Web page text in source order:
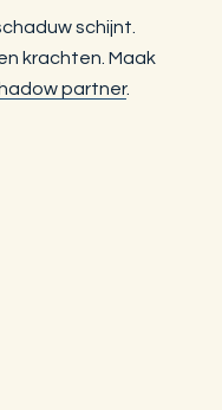
schijnt.
krachten. Maak
partner.